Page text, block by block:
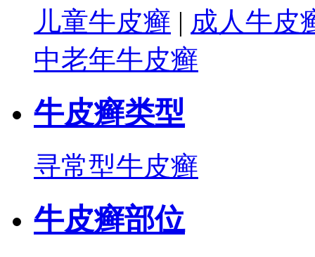
儿童牛皮癣 | 成人牛皮
中老年牛皮癣
牛皮癣类型
寻常型牛皮癣
牛皮癣部位